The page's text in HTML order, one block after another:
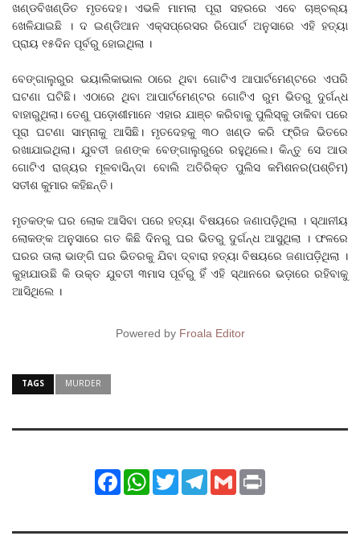
ଖଣ୍ଡବିଖଣ୍ଡିତ ମୃତଦେହ। ଏଭଳି ମାମଲା ପୂରା ସହରରେ ଏବେ ଚାଞ୍ଚଲ୍ୟ
ଖେଳିଯାଇଛି । ଦ ଇଣ୍ଡିଆନ ଏକ୍ସପ୍ରେସର ରିପୋର୍ଟ ଅନୁସାରେ ଏହି ହତ୍ୟା
ପ୍ରାୟ ୧୫ଦିନ ପୂର୍ବରୁ ହୋଇଥିଲା ।
ବେଙ୍ଗାଲୁରୁର ଭୟାଲିକାଭାଲ ଠାରେ ଥିବା ଗୋଟିଏ ଆପାର୍ଟମେଣ୍ଟରେ ଏପରି
ଘଟଣା ଘଟିଛି। ଏଠାରେ ଥିବା ଆପାର୍ଟମେଣ୍ଟର ଗୋଟିଏ ରୁମ ଭିତରୁ ଦୁର୍ଗନ୍ଧ
ବାହାରୁଥିଲା। ତେଣୁ ପଡ଼ୋଶୀମାନେ ଏହାର ଯାଞ୍ଚ କରିବାକୁ ପୁଲିସ୍‌କୁ ଡାକିବା ପରେ
ପୂରା ଘଟଣା ସାମ୍ନାକୁ ଆସିଛି। ମୃତଦେହକୁ ୩୦ ଖଣ୍ଡ କରି ଫ୍ରିଜ ଭିତରେ
ରଖାଯାଇଥିଲା। ଯୁବତୀ ଜଣଙ୍କ ବେଙ୍ଗାଲୁରୁରେ ରହୁଥିଲେ। କିନ୍ତୁ ସେ ଆଉ
ଗୋଟିଏ ରାଜ୍ୟର ମୂଳବାସିନ୍ଦା ବୋଲି ଅତିରିକ୍ତ ପୁଲିସ କମିଶନର(ପଶ୍ଚିମ)
ସତୀଶ କୁମାର କହିଛନ୍ତି।
ମୃତକଙ୍କ ଘର ଲୋକ ଆସିବା ପରେ ହତ୍ୟା ବିଷୟରେ ଜଣାପଡ଼ିଥିଲା । ସ୍ଥାନୀୟ
ଲୋକଙ୍କ ଅନୁସାରେ ଗତ କିଛି ଦିନରୁ ଘର ଭିତରୁ ଦୁର୍ଗନ୍ଧ ଆସୁଥିଲା । ଫଳରେ
ଘରର ତାଲା ଭାଙ୍ଗି ଘର ଭିତରକୁ ଯିବା ଦ୍ବାରା ହତ୍ୟା ବିଷୟରେ ଜଣାପଡ଼ିଥିଲା ।
କୁହାଯାଉଛି କି ଉକ୍ତ ଯୁବତୀ ୩ମାସ ପୂର୍ବରୁ ହିଁ ଏହି ସ୍ଥାନରେ ଭଡ଼ାରେ ରହିବାକୁ
ଆସିଥିଲେ ।
Powered by Froala Editor
TAGS MURDER
FacebookWhatsApp
TwitterTelegram
Gmail